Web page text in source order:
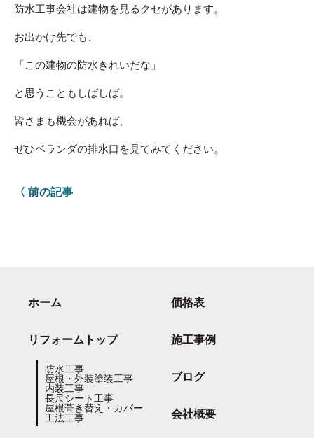
防水工事会社は建物を見るクセがあります。
お出かけ先でも、
「この建物の防水きれいだな」
と思うこともしばしば。
皆さまも機会があれば、
ぜひベランダの排水口を見てみてください。
〈 前の記事
ホーム
リフォームトップ
防水工事
屋根・外装塗装工事
内装工事
長尺シート工事
屋根葺き替え・カバー
工法工事
価格表
施工事例
ブログ
会社概要